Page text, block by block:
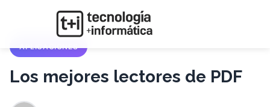
APLICACIONES
Los mejores lectores de PDF